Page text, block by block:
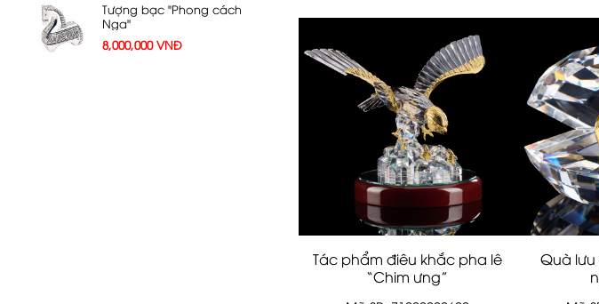
Tượng bạc "Phong cách
Nga"
8,000,000VNĐ
Tác phẩm điêu khắc pha lê
“Chim ưng”
Quà lưu